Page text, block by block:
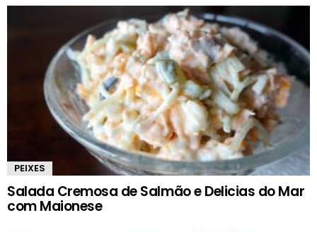
PEIXES
Salada Cremosa de Salmão e Delicias do Mar
com Maionese